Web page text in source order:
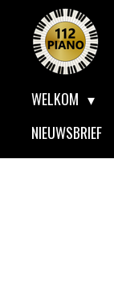
direct
hoofdinhoud
WELKOM
NIEUWSBRIEF